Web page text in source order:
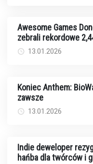
Awesome Games
zebrali rekordowe
rakiem13.01.2026
Koniec Anthem:
zawsze
13.01.2026
Indie deweloper
hańba dla twórców i